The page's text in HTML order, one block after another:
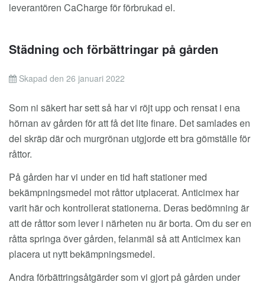
leverantören CaCharge för förbrukad el.
Städning och förbättringar på gården
Skapad den 26 januari 2022
Som ni säkert har sett så har vi röjt upp och rensat i ena
hörnan av gården för att få det lite finare. Det samlades en
del skräp där och murgrönan utgjorde ett bra gömställe för
råttor.
På gården har vi under en tid haft stationer med
bekämpningsmedel mot råttor utplacerat. Anticimex har
varit här och kontrollerat stationerna. Deras bedömning är
att de råttor som lever i närheten nu är borta. Om du ser en
råtta springa över gården, felanmäl så att Anticimex kan
placera ut nytt bekämpningsmedel.
Andra förbättringsåtgärder som vi gjort på gården under